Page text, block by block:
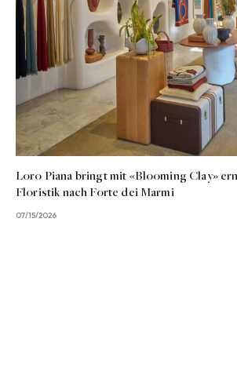
Loro Piana bringt mit «Blooming Clay»
Floristik nach Forte dei Marmi
07/15/2026